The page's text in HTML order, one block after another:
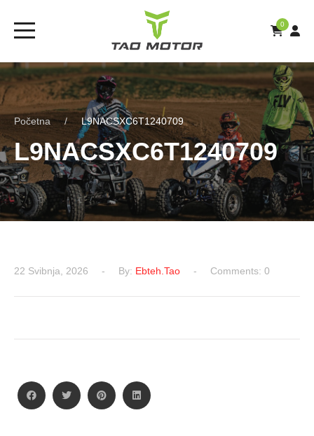
0
Početna L9NACSXC6T1240709
L9NACSXC6T1240709
22 Svibnja, 2026 By: Ebteh.tao Comments: 0